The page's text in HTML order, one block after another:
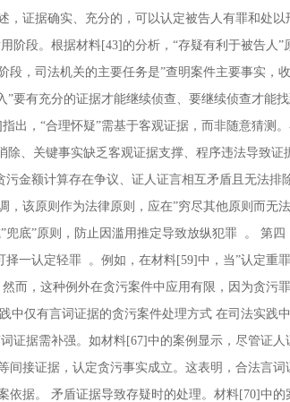
，证据确实、充分的，可以认定被告人有罪和处以
阶段。根据材料[43]的分析，“存疑有利于被告人”
段，司法机关的主要任务是”查明案件主要事实，
”要有充分的证据才能继续侦查、要继续侦查才能
出，“合理怀疑”需基于客观证据，而非随意猜测
除、关键事实缺乏客观证据支撑、程序违法导致证
金额计算存在争议、证人证言相互矛盾且无法排
，该原则作为法律原则，应在”穷尽其他原则而无
兜底”原则，防止因滥用推定导致放纵犯罪 。 第
一认定轻罪 。例如，在材料[59]中，当”认定重
而，这种例外在贪污案件中应用有限，因为贪污
中仅有言词证据的贪污案件处理方式 在司法实践
证据需补强。如材料[67]中的案例显示，尽管证人
间接证据，认定贪污事实成立。这表明，合法言词
依据。 矛盾证据导致存疑时的处理。材料[70]中的